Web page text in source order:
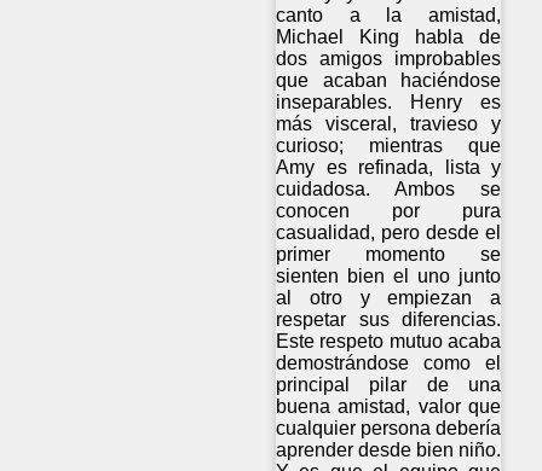
canto a la amistad,
Michael King habla de
dos amigos improbables
que acaban haciéndose
inseparables. Henry es
más visceral, travieso y
curioso; mientras que
Amy es refinada, lista y
cuidadosa. Ambos se
conocen por pura
casualidad, pero desde el
primer momento se
sienten bien el uno junto
al otro y empiezan a
respetar sus diferencias.
Este respeto mutuo acaba
demostrándose como el
principal pilar de una
buena amistad, valor que
cualquier persona debería
aprender desde bien niño.